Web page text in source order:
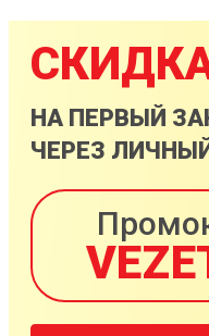
НА ПЕРВЫЙ
ЧЕРЕЗ